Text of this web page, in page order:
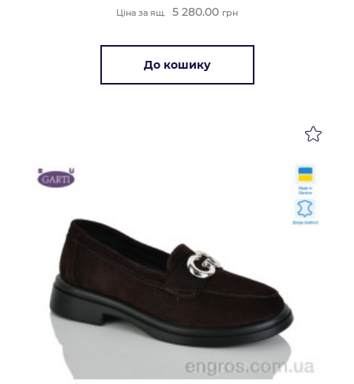
Ціна за ящ. 5 280.00 грн
До кошику